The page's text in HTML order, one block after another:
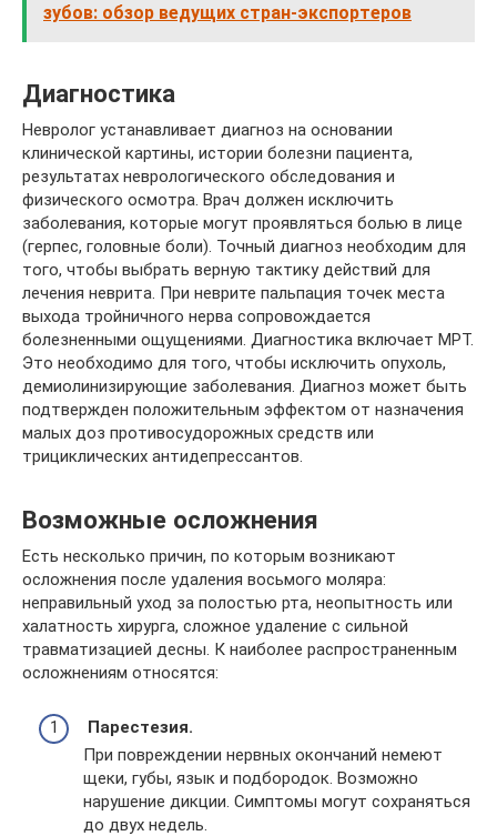
зубов: обзор ведущих стран-экспортеров
Диагностика
Невролог устанавливает диагноз на основании
клинической картины, истории болезни пациента,
результатах неврологического обследования и
физического осмотра. Врач должен исключить
заболевания, которые могут проявляться болью в лице
(герпес, головные боли). Точный диагноз необходим для
того, чтобы выбрать верную тактику действий для
лечения неврита. При неврите пальпация точек места
выхода тройничного нерва сопровождается
болезненными ощущениями. Диагностика включает МРТ.
Это необходимо для того, чтобы исключить опухоль,
демиолинизирующие заболевания. Диагноз может быть
подтвержден положительным эффектом от назначения
малых доз противосудорожных средств или
трициклических антидепрессантов.
Возможные осложнения
Есть несколько причин, по которым возникают
осложнения после удаления восьмого моляра:
неправильный уход за полостью рта, неопытность или
халатность хирурга, сложное удаление с сильной
травматизацией десны. К наиболее распространенным
осложнениям относятся:
Парестезия.
При повреждении нервных окончаний немеют
щеки, губы, язык и подбородок. Возможно
нарушение дикции. Симптомы могут сохраняться
до двух недель.